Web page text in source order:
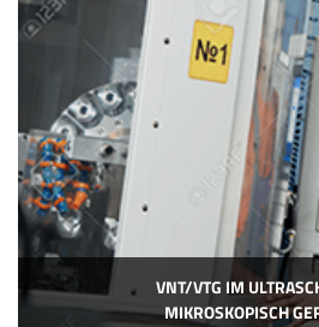
VNT/VTG IM
MIKROSKOPISCH